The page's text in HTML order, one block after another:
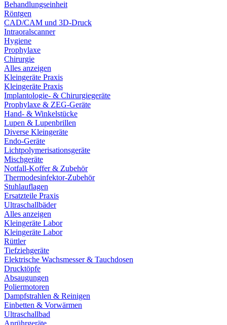
Behandlungseinheit
Röntgen
CAD/CAM und 3D-Druck
Intraoralscanner
Hygiene
Prophylaxe
Chirurgie
Alles anzeigen
Kleingeräte Praxis
Kleingeräte Praxis
Implantologie- & Chirurgiegeräte
Prophylaxe & ZEG-Geräte
Hand- & Winkelstücke
Lupen & Lupenbrillen
Diverse Kleingeräte
Endo-Geräte
Lichtpolymerisationsgeräte
Mischgeräte
Notfall-Koffer & Zubehör
Thermodesinfektor-Zubehör
Stuhlauflagen
Ersatzteile Praxis
Ultraschallbäder
Alles anzeigen
Kleingeräte Labor
Kleingeräte Labor
Rüttler
Tiefziehgeräte
Elektrische Wachsmesser & Tauchdosen
Drucktöpfe
Absaugungen
Poliermotoren
Dampfstrahlen & Reinigen
Einbetten & Vorwärmen
Ultraschallbad
Anrührgeräte